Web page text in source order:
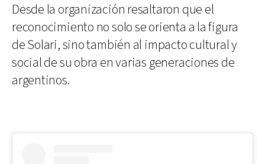
Desde la organización resaltaron que el
reconocimiento no solo se orienta a la figura
de Solari, sino también al impacto cultural y
social de su obra en varias generaciones de
argentinos.